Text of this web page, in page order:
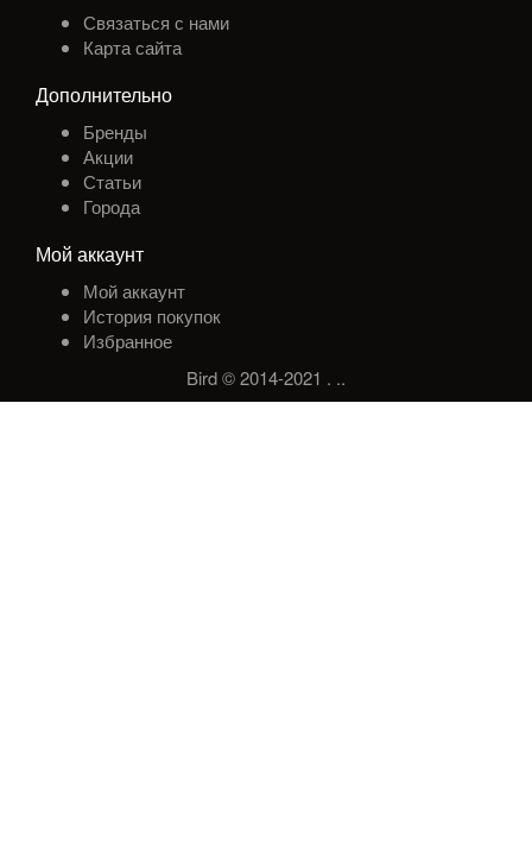
Связаться с нами
Карта сайта
Дополнительно
Бренды
Акции
Статьи
Города
Мой аккаунт
Мой аккаунт
История покупок
Избранное
Bird © 2014-2021 . ..